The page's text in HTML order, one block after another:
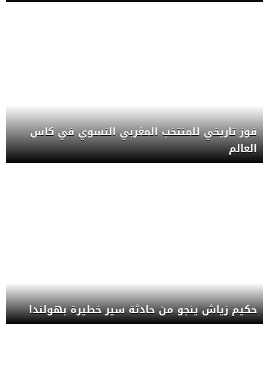
فوز تاريخي للمنتخب المغربي النسوي في كاس
العالم
حكيم زياش ينجو من حادثة سير خطيرة بهولندا